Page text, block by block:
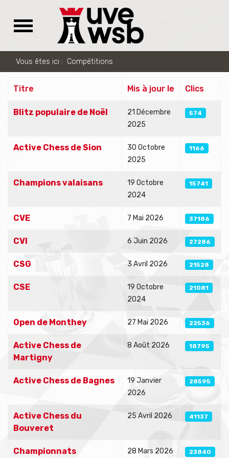
Vous êtes ici : Compétitions
Titre Mis à jour le Clics
Blitz populaire de Noël
21 Décembre
2025
574
Active Chess de Sion
30 Octobre
2025
1166
Champions valaisans
19 Octobre
2024
15741
CVE 7 Mai 2026 37186
CVI 6 Juin 2026 27286
CSG 3 Avril 2026 21528
CSE
19 Octobre
2024
21081
Open de Monthey 27 Mai 2026 22536
Active Chess de
Martigny
8 Août 2026 18795
Active Chess de Bagnes
19 Janvier
2026
28595
Active Chess du
Bouveret
25 Avril 2026 41137
Championnats 28 Mars 2026 23840